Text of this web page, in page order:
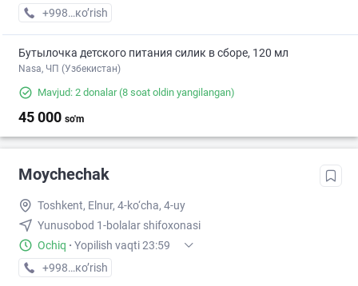
+998 (55) XXX-XX-XX
кo’rish
Бутылочка детского питания силик в сборе, 120 мл
Nasa, ЧП (Узбекистан)
Mavjud: 2 donalar(8 soat oldin yangilangan)
45 000 so'm
Moychechak
Toshkent, Elnur, 4-ko‘cha, 4-uy
Yunusobod 1-bolalar shifoxonasi
Ochiq · Yopilish vaqti 23:59
+998 (71) XXX-XX-XX
кo’rish